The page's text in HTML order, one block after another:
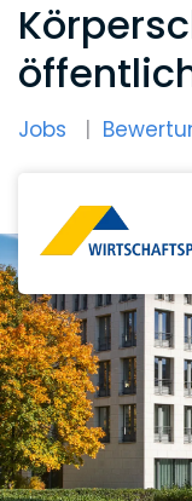
Jobs